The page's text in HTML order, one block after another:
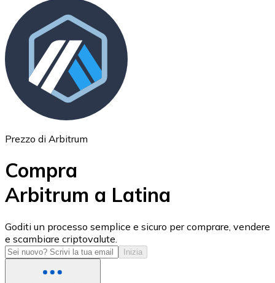
Ethereum
ETH
USD Coin
USDC
Prezzo di Arbitrum
Compra
Arbitrum a Latina
Goditi un processo semplice e sicuro per comprare, vendere
e scambiare criptovalute.
Inizia